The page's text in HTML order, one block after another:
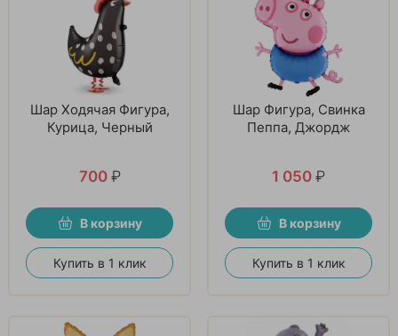
Шар Ходячая Фигура,
Курица, Черный
700 ₽
В корзину
Купить в 1 клик
Шар Фигура, Свинка
Пеппа, Джордж
1 050 ₽
В корзину
Купить в 1 клик